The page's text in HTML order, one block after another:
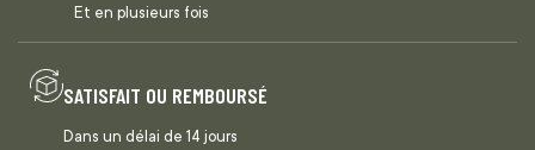
Et en plusieurs fois
SATISFAIT OU REMBOURSÉ
Dans un délai de 14 jours